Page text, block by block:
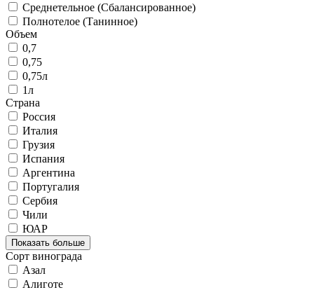
Среднетельное (Сбалансированное)
Полнотелое (Танинное)
Объем
0,7
0,75
0,75л
1л
Страна
Россия
Италия
Грузия
Испания
Аргентина
Португалия
Сербия
Чили
ЮАР
Показать больше
Сорт винограда
Азал
Алиготе